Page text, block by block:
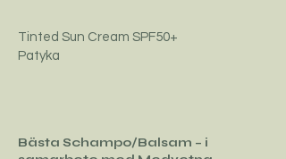
Tinted Sun Cream SPF50+
Patyka
Bästa Schampo/Balsam – i